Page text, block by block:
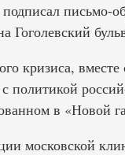
письмо-
Гоголевский
кризиса,
политикой
в «Новой
московской